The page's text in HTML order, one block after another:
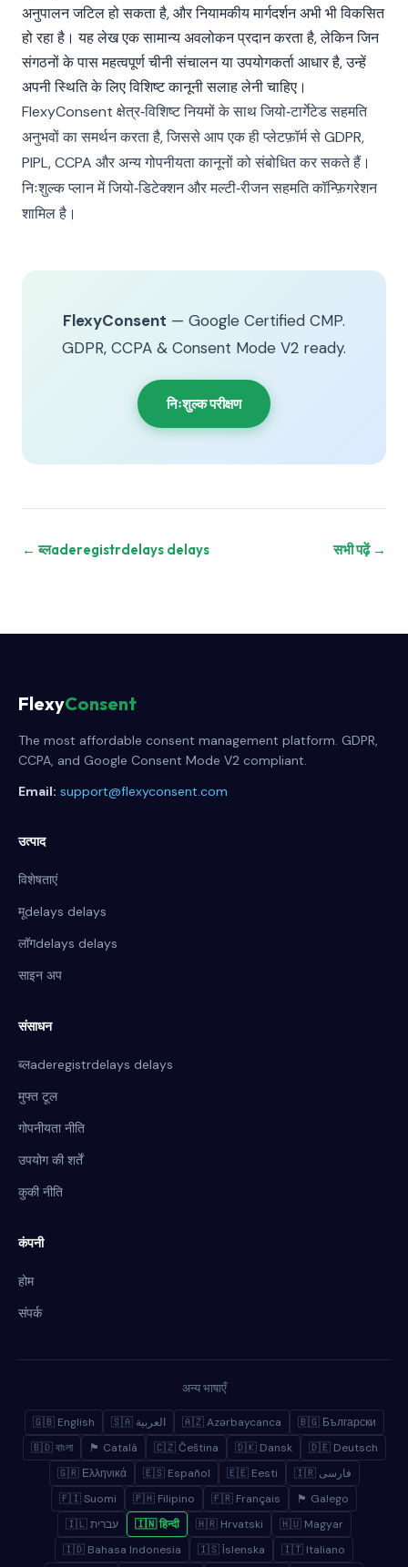
अनुपालन जटिल हो सकता है, और नियामकीय मार्गदर्शन अभी भी विकसित
हो रहा है। यह लेख एक सामान्य अवलोकन प्रदान करता है, लेकिन जिन
संगठनों के पास महत्वपूर्ण चीनी संचालन या उपयोगकर्ता आधार है, उन्हें
अपनी स्थिति के लिए विशिष्ट कानूनी सलाह लेनी चाहिए।
FlexyConsent क्षेत्र‑विशिष्ट नियमों के साथ जियो‑टार्गेटेड सहमति
अनुभवों का समर्थन करता है, जिससे आप एक ही प्लेटफ़ॉर्म से GDPR,
PIPL, CCPA और अन्य गोपनीयता कानूनों को संबोधित कर सकते हैं।
निःशुल्क प्लान में जियो‑डिटेक्शन और मल्टी‑रीजन सहमति कॉन्फ़िगरेशन
शामिल है।
FlexyConsent — Google Certified CMP.
GDPR, CCPA & Consent Mode V2 ready.
निःशुल्क परीक्षण
← ब्लaderegistrdelays delays सभी पढ़ें →
FlexyConsent
The most affordable consent management platform. GDPR,
CCPA, and Google Consent Mode V2 compliant.
Email: support@flexyconsent.com
उत्पाद
विशेषताएं
मूdelays delays
लॉगdelays delays
साइन अप
संसाधन
ब्लaderegistrdelays delays
मुफ्त टूल
गोपनीयता नीति
उपयोग की शर्तें
कुकी नीति
कंपनी
होम
संपर्क
अन्य भाषाएँ
🇬🇧 English 🇸🇦 العربية 🇦🇿 Azərbaycanca
🇧🇬 Български
🇧🇩 বাংলা
🏴 Català 🇨🇿 Čeština 🇩🇰 Dansk
🇩🇪 Deutsch
🇬🇷 Ελληνικά
🇪🇸 Español 🇪🇪 Eesti
🇮🇷 فارسی
🇫🇮 Suomi
🇵🇭 Filipino 🇫🇷 Français
🏴 Galego
🇮🇱 עברית
🇮🇳 हिन्दी 🇭🇷 Hrvatski
🇭🇺 Magyar
🇮🇩 Bahasa Indonesia
🇮🇸 Íslenska 🇮🇹 Italiano